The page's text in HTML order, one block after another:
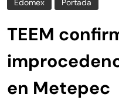
Edomex Portada
TEEM
en Metepec